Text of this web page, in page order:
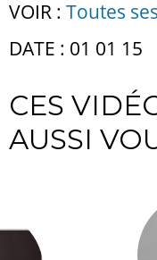
VOIR : Toutes
DATE : 01 01 15
CES
AUSSI